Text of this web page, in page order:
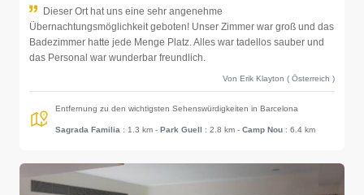
Dieser Ort hat uns eine sehr angenehme
Übernachtungsmöglichkeit geboten! Unser Zimmer war groß und das
Badezimmer hatte jede Menge Platz. Alles war tadellos sauber und
das Personal war wunderbar freundlich.
Von Erik Klayton ( Österreich )
Entfernung zu den wichtigsten Sehenswürdigkeiten in Barcelona
Sagrada Familia : 1.3 km - Park Guell : 2.8 km - Camp Nou : 6.4 km